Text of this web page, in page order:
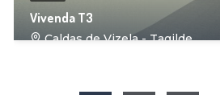
Vivenda T3
Caldas de Vizela - Tagilde